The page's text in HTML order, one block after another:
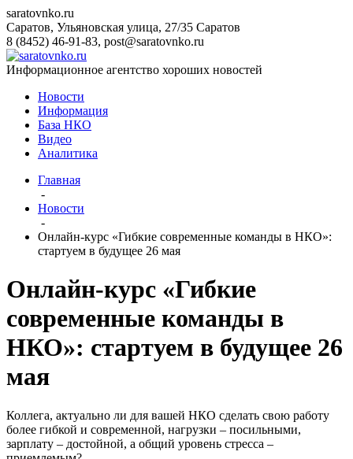
saratovnko.ru
Саратов, Ульяновская улица, 27/35 Саратов
8 (8452) 46-91-83, post@saratovnko.ru
Информационное агентство хороших новостей
Новости
Информация
База НКО
Видео
Аналитика
Главная
-
Новости
-
Онлайн-курс «Гибкие современные команды в НКО»:
стартуем в будущее 26 мая
Онлайн-курс «Гибкие
современные команды в
НКО»: стартуем в будущее 26
мая
Коллега, актуально ли для вашей НКО сделать свою работу
более гибкой и современной, нагрузки – посильными,
зарплату – достойной, а общий уровень стресса –